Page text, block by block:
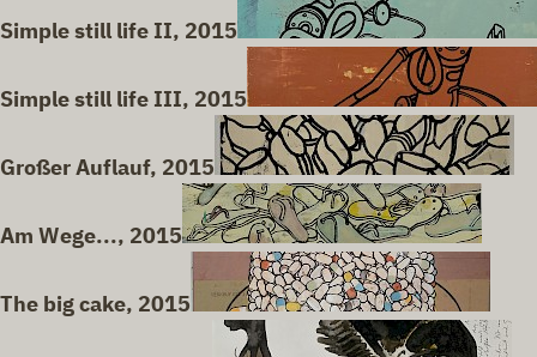
Simple still life II, 2015
Simple still life III, 2015
Großer Auflauf, 2015
Am Wege..., 2015
The big cake, 2015